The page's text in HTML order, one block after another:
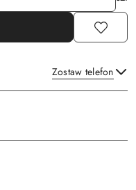
Zostaw telefon